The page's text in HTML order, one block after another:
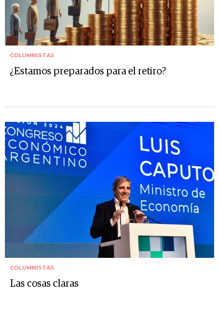
COLUMNISTAS
¿Estamos preparados para el retiro?
COLUMNISTAS
Las cosas claras